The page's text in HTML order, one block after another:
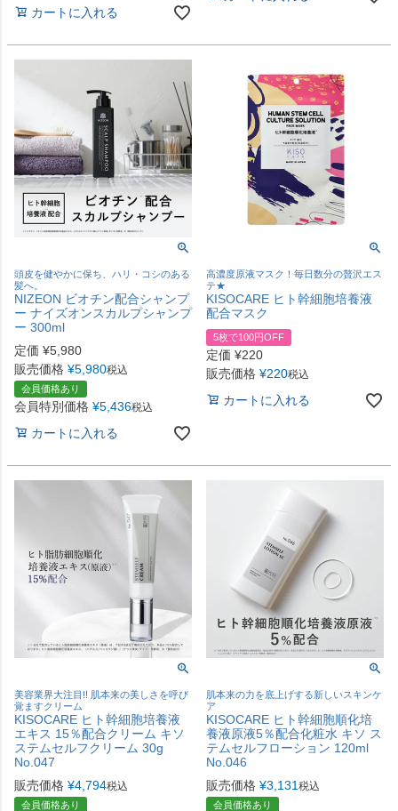
カートに入れる
頭皮を健やかに保ち、ハリ・コシのある
髪へ。
NIZEON ビオチン配合シャンプ
ー ナイズオンスカルプシャンプ
ー 300ml
定価 ¥5,980
販売価格 ¥5,980税込
会員価格あり
会員特別価格 ¥5,436税込
カートに入れる
高濃度原液マスク！毎日数分の贅沢エス
テ★
KISOCARE ヒト幹細胞培養液
配合マスク
5枚で100円OFF
定価 ¥220
販売価格 ¥220税込
カートに入れる
美容業界大注目!! 肌本来の美しさを呼び
覚ますクリーム
KISOCARE ヒト幹細胞培養液
エキス 15％配合クリーム キソ
ステムセルフクリーム 30g
No.047
販売価格 ¥4,794税込
会員価格あり
肌本来の力を底上げする新しいスキンケ
ア
KISOCARE ヒト幹細胞順化培
養液原液5％配合化粧水 キソ ス
テムセルフローション 120ml
No.046
販売価格 ¥3,131 税込
会員価格あり